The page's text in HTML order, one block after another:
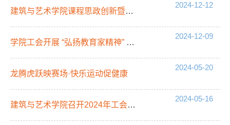
建筑与艺术学院课程思政创新暨“三十佳”备课会顺利举行
2024-12-12
学院工会开展 “弘扬教育家精神” 主题学习活动：传承红色基因，汲取奋进力量
2024-12-09
龙腾虎跃映赛场·快乐运动促健康
2024-05-20
建筑与艺术学院召开2024年工会工作会议
2024-05-16